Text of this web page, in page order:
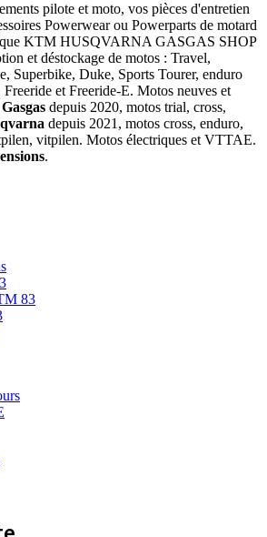
pilote et moto, vos pièces d'entretien
Powerwear ou Powerparts de motard
KTM HUSQVARNA GASGAS SHOP
et déstockage de motos : Travel,
Superbike, Duke, Sports Tourer, enduro
et Freeride-E. Motos neuves et
Gasgas depuis 2020, motos trial, cross,
depuis 2021, motos cross, enduro,
vitpilen. Motos électriques et VTTAE.
.
83